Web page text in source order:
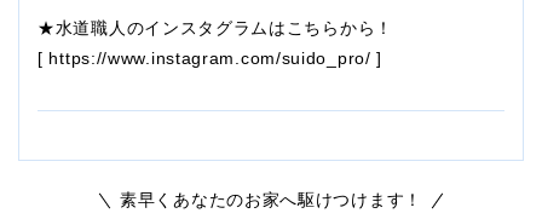
★水道職人のインスタグラムはこちらから！
[ https://www.instagram.com/suido_pro/ ]
素早くあなたのお家へ駆けつけます！